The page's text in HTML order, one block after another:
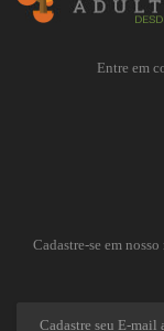
Entre em
Cadastre-se em